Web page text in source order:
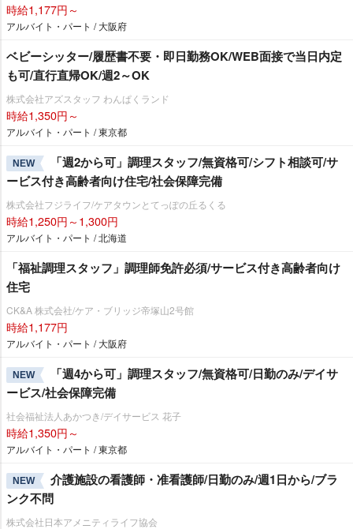
時給1,177円～
アルバイト・パート / 大阪府
ベビーシッター/履歴書不要・即日勤務OK/WEB面接で当日内定
も可/直行直帰OK/週2～OK
株式会社アズスタッフ わんぱくランド
時給1,350円～
アルバイト・パート / 東京都
NEW
「週2から可」調理スタッフ/無資格可/シフト相談可/サ
ービス付き高齢者向け住宅/社会保障完備
株式会社フジライフ/ケアタウンとてっぽの丘るくる
時給1,250円～1,300円
アルバイト・パート / 北海道
「福祉調理スタッフ」調理師免許必須/サービス付き高齢者向け
住宅
CK&A 株式会社/ケア・ブリッジ帝塚山2号館
時給1,177円
アルバイト・パート / 大阪府
NEW
「週4から可」調理スタッフ/無資格可/日勤のみ/デイサ
ービス/社会保障完備
社会福祉法人あかつき/デイサービス 花子
時給1,350円～
アルバイト・パート / 東京都
NEW
介護施設の看護師・准看護師/日勤のみ/週1日から/ブラ
ンク不問
株式会社日本アメニティライフ協会